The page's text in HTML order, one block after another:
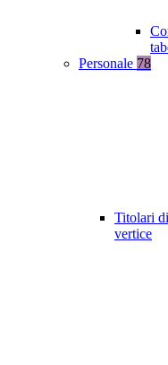
Personale 78
Titolari
vertice